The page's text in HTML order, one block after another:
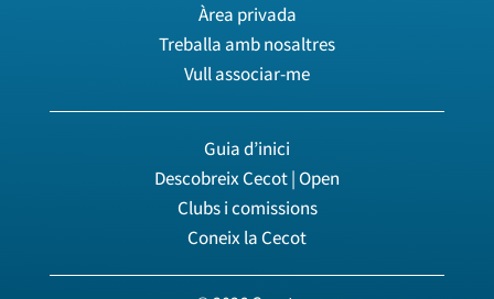
Àrea privada
Treballa amb nosaltres
Vull associar-me
Guia d’inici
Descobreix Cecot | Open
Clubs i comissions
Coneix la Cecot